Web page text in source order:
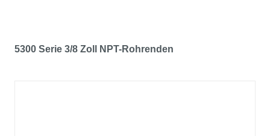
5300 Serie 3/8 Zoll NPT-Rohrenden